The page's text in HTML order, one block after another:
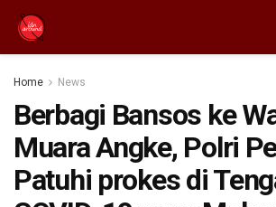
Home News
Berbagi Bansos ke
Muara Angke, Polri
Patuhi prokes di